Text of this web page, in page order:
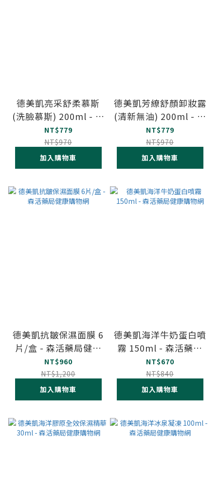
德美凱亮采舒柔慕斯
(洗臉慕斯) 200ml - 森
活藥局健康購物網
NT$779
NT$970
加入購物車
德美凱芳繚舒顏卸妝露
(清新無油) 200ml - 森
活藥局健康購物網
NT$779
NT$970
加入購物車
德美凱抗皺保濕面膜 6
片/盒 - 森活藥局健康
購物網
NT$960
NT$1,200
加入購物車
德美凱海洋牛奶蛋白噴
霧 150ml - 森活藥局
健康購物網
NT$670
NT$840
加入購物車